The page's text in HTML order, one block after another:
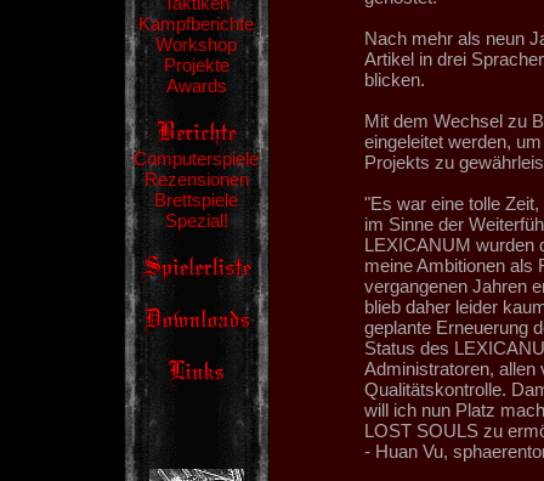
Kampfberichte
Workshop
Projekte
Awards
Computerspiele
Rezensionen
Brettspiele
Spezial!
Nach mehr als neun
Artikel in drei
blicken.
Mit dem Wechsel zu
eingeleitet werden,
Projekts zu
"Es war eine tolle
im Sinne der
LEXICANUM wurden
meine Ambitionen als
vergangenen Jahren
blieb daher leider
geplante Erneuerung
Status des
Administratoren, allen
Qualitätskontrolle.
will ich nun Platz
LOST SOULS zu
- Huan Vu,